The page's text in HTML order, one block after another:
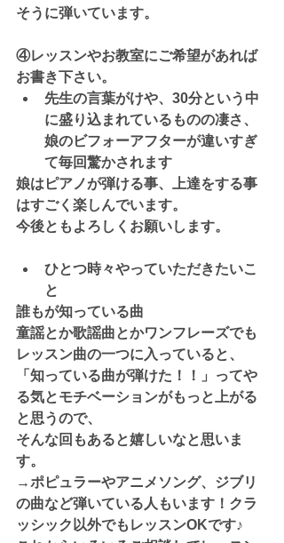
そうに弾いています。
④レッスンやお教室にご希望があれば
お書き下さい。
先生の言葉がけや、30分という中
に盛り込まれているものの凄さ、
娘のビフォーアフターが違いすぎ
て毎回驚かされます
娘はピアノが弾ける事、上達をする事
はすごく楽しんでいます。
今後ともよろしくお願いします。
ひとつ時々やっていただきたいこ
と
誰もが知っている曲
童謡とか歌謡曲とかワンフレーズでも
レッスン曲の一つに入っていると、
「知っている曲が弾けた！！」ってや
る気とモチベーションがもっと上がる
と思うので、
そんな回もあると嬉しいなと思いま
す。
→ポピュラーやアニメソング、ジブリ
の曲など弾いている人もいます！クラ
ッシック以外でもレッスンOKです♪